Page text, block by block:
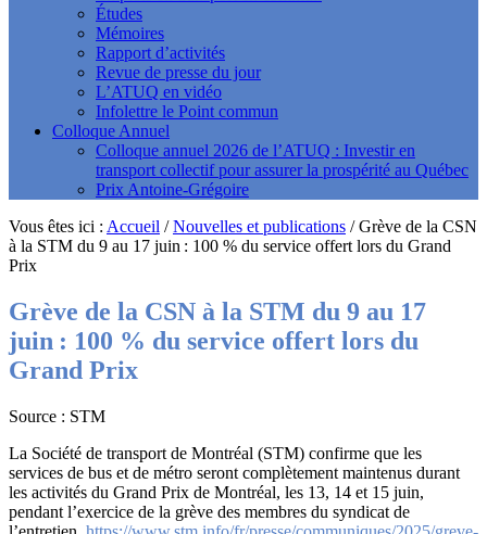
Études
Mémoires
Rapport d’activités
Revue de presse du jour
L’ATUQ en vidéo
Infolettre le Point commun
Colloque Annuel
Colloque annuel 2026 de l’ATUQ : Investir en
transport collectif pour assurer la prospérité au Québec
Prix Antoine-Grégoire
Vous êtes ici : Accueil /Nouvelles et publications /Grève de la CSN
à la STM du 9 au 17 juin : 100 % du service offert lors du Grand
Prix
Grève de la CSN à la STM du 9 au 17
juin : 100 % du service offert lors du
Grand Prix
Source : STM
La Société de transport de Montréal (STM) confirme que les
services de bus et de métro seront complètement maintenus durant
les activités du Grand Prix de Montréal, les 13, 14 et 15 juin,
pendant l’exercice de la grève des membres du syndicat de